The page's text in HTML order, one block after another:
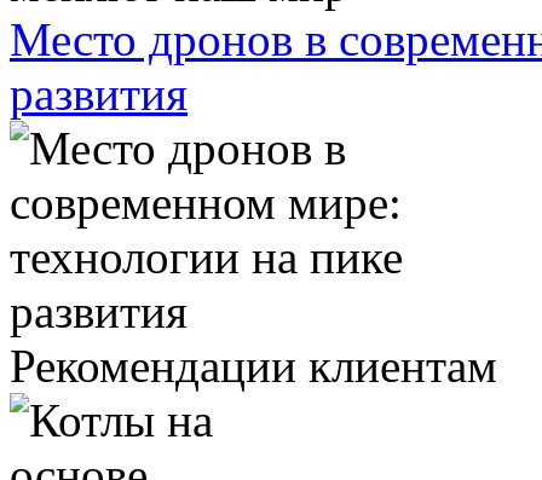
Место дронов в
развития
Рекомендации клиентам